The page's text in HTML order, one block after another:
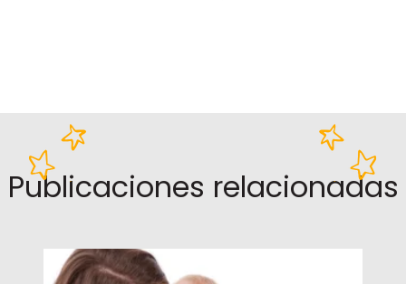
Publicaciones relacionadas